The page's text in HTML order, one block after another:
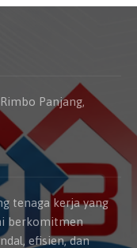
Panjang,
tenaga kerja yang
berkomitmen
efisien, dan